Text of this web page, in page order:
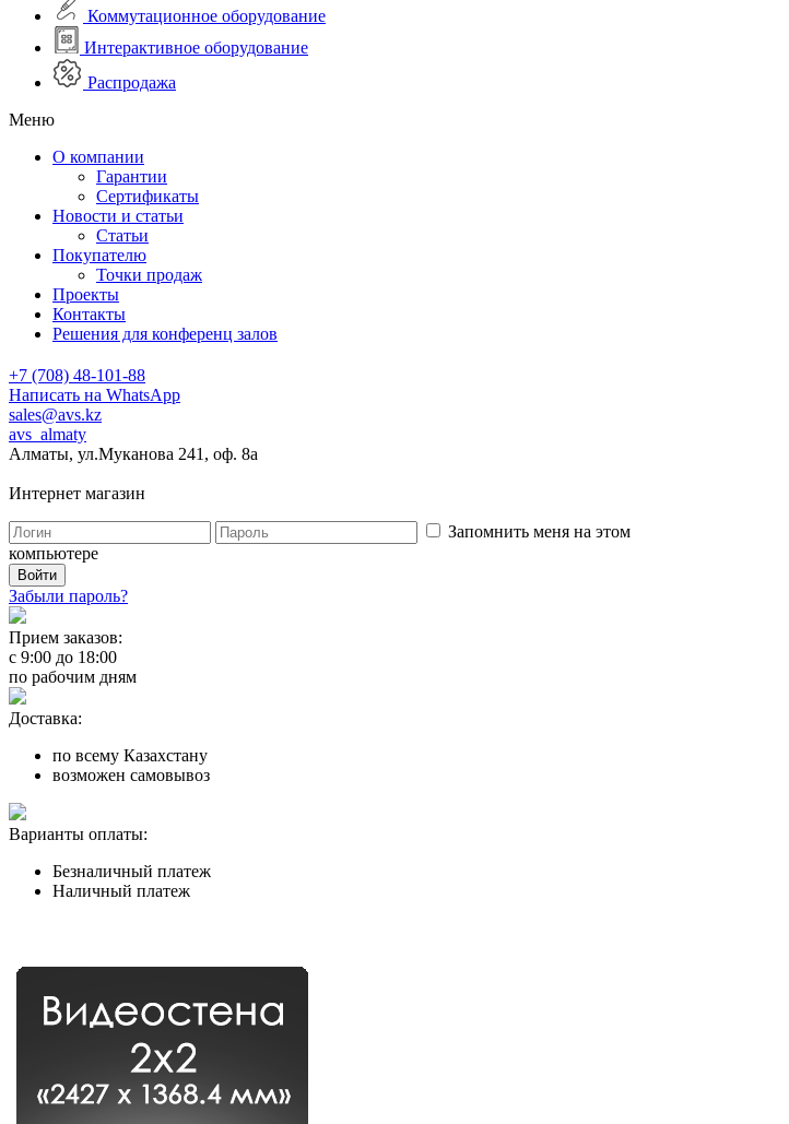
Коммутационное оборудование
Интерактивное оборудование
Распродажа
Меню
О компании
Гарантии
Сертификаты
Новости и статьи
Статьи
Покупателю
Точки продаж
Проекты
Контакты
Решения для конференц залов
+7 (708) 48-101-88
Написать на WhatsApp
sales@avs.kz
avs_almaty
Алматы, ул.Муканова 241, оф. 8а
Интернет магазин
Запомнить меня на этом
компьютере
Забыли пароль?
Прием заказов:
с 9:00 до 18:00
по рабочим дням
Доставка:
по всему Казахстану
возможен самовывоз
Варианты оплаты:
Безналичный платеж
Наличный платеж